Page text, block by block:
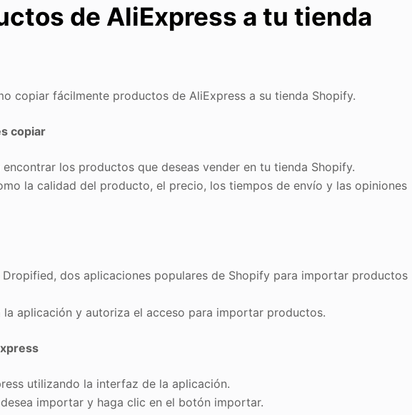
de AliExpress a tu tienda
copiar fácilmente productos de AliExpress a su tienda Shopify.
copiar
los productos que deseas vender en tu tienda Shopify.
la calidad del producto, el precio, los tiempos de envío y las opiniones
dos aplicaciones populares de Shopify para importar productos
aplicación y autoriza el acceso para importar productos.
utilizando la interfaz de la aplicación.
importar y haga clic en el botón importar.